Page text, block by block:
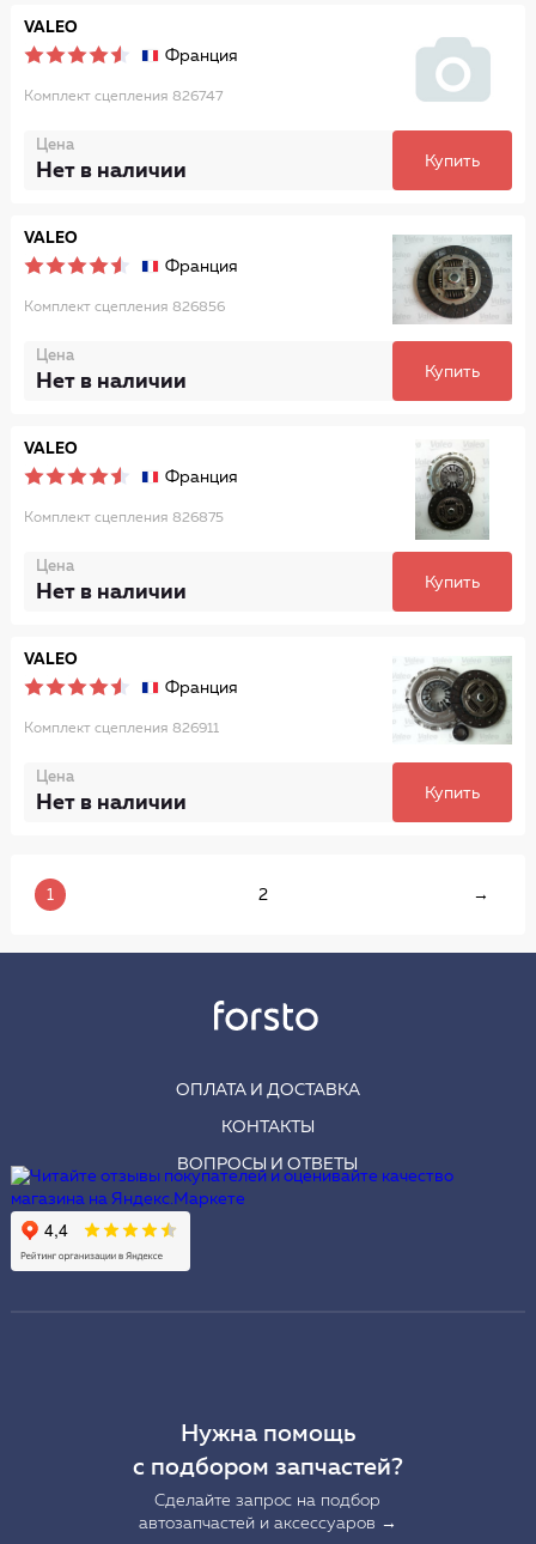
VALEO
Франция
Комплект сцепления 826747
Цена
Нет в наличии Купить
VALEO
Франция
Комплект сцепления 826856
Цена
Нет в наличии Купить
VALEO
Франция
Комплект сцепления 826875
Цена
Нет в наличии Купить
VALEO
Франция
Комплект сцепления 826911
Цена
Нет в наличии Купить
1 2 →
ОПЛАТА И ДОСТАВКА
КОНТАКТЫ
ВОПРОСЫ И ОТВЕТЫ
Нужна помощь
с подбором запчастей?
Сделайте запрос на подбор
автозапчастей и аксессуаров →